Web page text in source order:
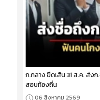
ก.กลาง ขีดเส้น 31 ส.ค. ส่ง
สอบท้องถิ่น
06 สิงหาคม 2569